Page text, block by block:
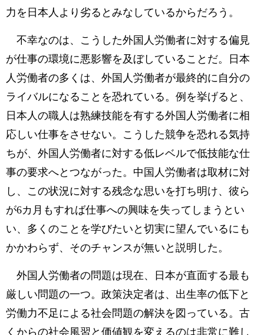
力を日本人より劣るとみなしているからだろう。
不幸なのは、こうした外国人労働者に対する偏見
が仕事の環境に悪影響を及ぼしていることだ。日本
人労働者の多くは、外国人労働者が最終的に自分の
ライバルになることを恐れている。例を挙げると、
日本人の職人は熟練技能を有する外国人労働者に相
応しい仕事をさせない。こうした競争を恐れる気持
ちが、外国人労働者に対する低レベルで低技能な仕
事の要求へとつながった。中国人労働者は取材に対
し、この状況に対する残念な思いを打ち明け、彼ら
が6カ月もすれば仕事への興味を失ってしまうとい
い、多くのことを学びたいと切実に望んでいるにも
かかわらず、そのチャンスが無いと説明した。
外国人労働者の問題は現在、日本が直面する最も
厳しい問題の一つ。政策決定者は、出生率の低下と
労働力不足による社会問題の解決を図っている。古
くからの社会風習と価値観を変えるのは非常に難し